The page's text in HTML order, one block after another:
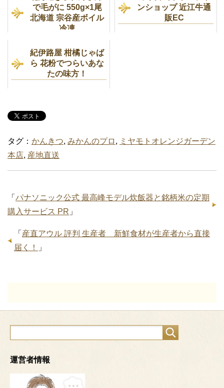
で毛がに 550g×1尾
北海道 宗谷産ボイル
冷凍
ンショップ 近江牛通
販EC
紀伊路屋 柑橘じゃば
ら 花粉でつらいあな
たの味方！
タグ： かんきつ, みかんのプロ , ミヤモトオレンジガーデン
本店, 産地直送
「 パナソニック公式 最高峰モデル炊飯器と銘柄米の定期
購入サービス PR 」
「 産直アウル 評判 生産者 新鮮食材が生産者から直接
届く！
」
運営者情報